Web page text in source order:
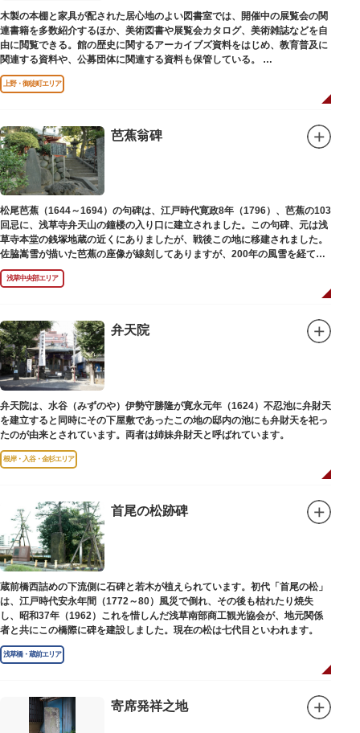
木製の本棚と家具が配された居心地のよい図書室では、開催中の展覧会の関
連書籍を多数紹介するほか、美術図書や展覧会カタログ、美術雑誌などを自
由に閲覧できる。館の歴史に関するアーカイブズ資料をはじめ、教育普及に
関連する資料や、公募団体に関連する資料も保管している。
（画像提供：東京都美術館）
上野・御徒町エリア
芭蕉翁碑
松尾芭蕉（1644～1694）の句碑は、江戸時代寛政8年（1796）、芭蕉の103
回忌に、浅草寺弁天山の鐘楼の入り口に建立されました。この句碑、元は浅
草寺本堂の銭塚地蔵の近くにありましたが、戦後この地に移建されました。
佐脇嵩雪が描いた芭蕉の座像が線刻してありますが、200年の風雪を経て、
碑石も欠損し、碑面の判読も困難となっています。
浅草中央部エリア
弁天院
弁天院は、水谷（みずのや）伊勢守勝隆が寛永元年（1624）不忍池に弁財天
を建立すると同時にその下屋敷であったこの地の邸内の池にも弁財天を祀っ
たのが由来とされています。両者は姉妹弁財天と呼ばれています。
根岸・入谷・金杉エリア
首尾の松跡碑
蔵前橋西詰めの下流側に石碑と若木が植えられています。初代「首尾の松」
は、江戸時代安永年間（1772～80）風災で倒れ、その後も枯れたり焼失
し、昭和37年（1962）これを惜しんだ浅草南部商工観光協会が、地元関係
者と共にこの橋際に碑を建設しました。現在の松は七代目といわれます。
浅草橋・蔵前エリア
寄席発祥之地